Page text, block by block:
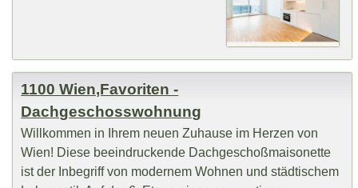
1100 Wien,Favoriten -
Dachgeschosswohnung
Willkommen in Ihrem neuen Zuhause im Herzen von
Wien! Diese beeindruckende Dachgeschoßmaisonette
ist der Inbegriff von modernem Wohnen und städtischem